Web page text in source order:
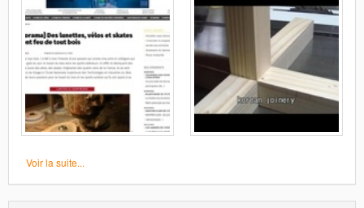
Voir la suite...